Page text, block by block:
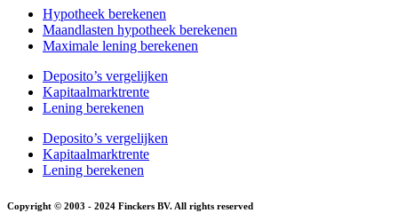
Hypotheek berekenen
Maandlasten hypotheek berekenen
Maximale lening berekenen
Deposito’s vergelijken
Kapitaalmarktrente
Lening berekenen
Deposito’s vergelijken
Kapitaalmarktrente
Lening berekenen
Copyright © 2003 - 2024 Finckers BV. All rights reserved